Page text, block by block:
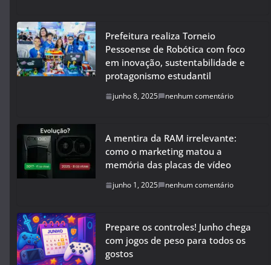
Prefeitura realiza Torneio
Pessoense de Robótica com foco
em inovação, sustentabilidade e
protagonismo estudantil
junho 8, 2025 nenhum comentário
A mentira da RAM irrelevante:
como o marketing matou a
memória das placas de vídeo
junho 1, 2025 nenhum comentário
Prepare os controles! Junho chega
com jogos de peso para todos os
gostos